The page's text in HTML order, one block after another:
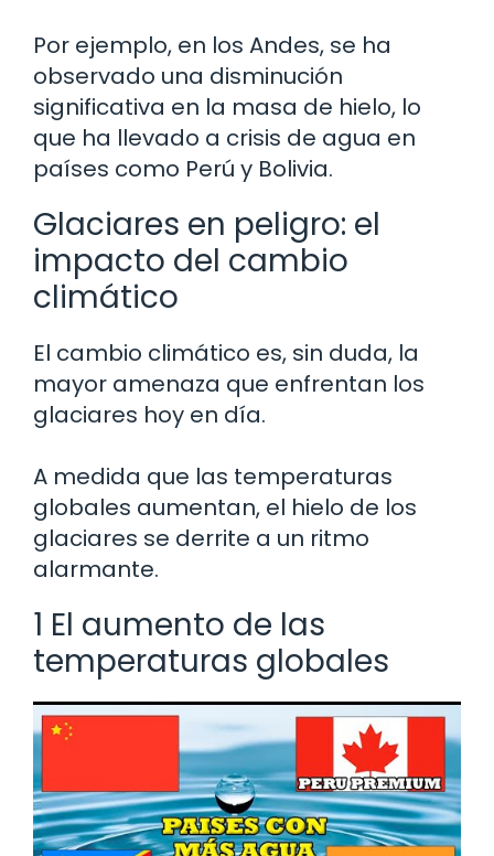
Por ejemplo, en los Andes, se ha
observado una disminución
significativa en la masa de hielo, lo
que ha llevado a crisis de agua en
países como Perú y Bolivia.
Glaciares en peligro: el
impacto del cambio
climático
El cambio climático es, sin duda, la
mayor amenaza que enfrentan los
glaciares hoy en día.
A medida que las temperaturas
globales aumentan, el hielo de los
glaciares se derrite a un ritmo
alarmante.
1 El aumento de las
temperaturas globales